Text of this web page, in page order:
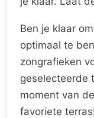
Ben je klaar
optimaal te
zongrafieken
geselecteerde
moment van
favoriete